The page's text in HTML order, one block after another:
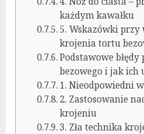
każdym kawałku
5. Wskazówki przy
krojenia tortu
Podstawowe
bezowego i jak ich
1. Nieodpowiedni
2. Zastosowanie
krojeniu
3. Zła technika